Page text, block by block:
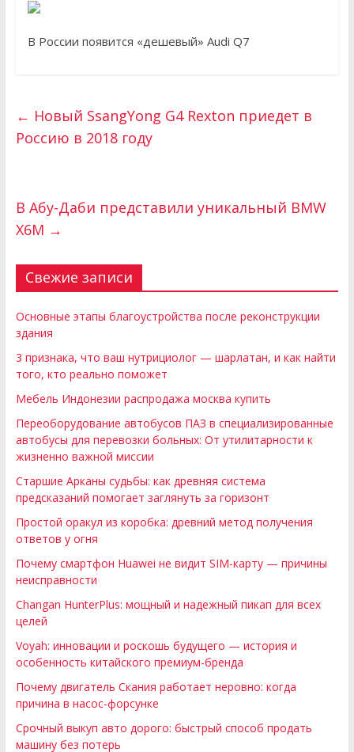
В России появится «дешевый» Audi Q7
← Новый SsangYong G4 Rexton приедет в
Россию в 2018 году
В Абу-Даби представили уникальный BMW
X6M →
Свежие записи
Основные этапы благоустройства после реконструкции
здания
3 признака, что ваш нутрициолог — шарлатан, и как найти
того, кто реально поможет
Мебель Индонезии распродажа москва купить
Переоборудование автобусов ПАЗ в специализированные
автобусы для перевозки больных: От утилитарности к
жизненно важной миссии
Старшие Арканы судьбы: как древняя система
предсказаний помогает заглянуть за горизонт
Простой оракул из коробка: древний метод получения
ответов у огня
Почему смартфон Huawei не видит SIM-карту — причины
неисправности
Changan HunterPlus: мощный и надежный пикап для всех
целей
Voyah: инновации и роскошь будущего — история и
особенность китайского премиум-бренда
Почему двигатель Скания работает неровно: когда
причина в насос-форсунке
Срочный выкуп авто дорого: быстрый способ продать
машину без потерь